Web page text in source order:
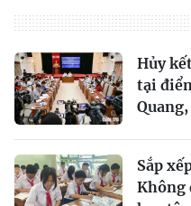
Hủy
tại
Sắp
Không